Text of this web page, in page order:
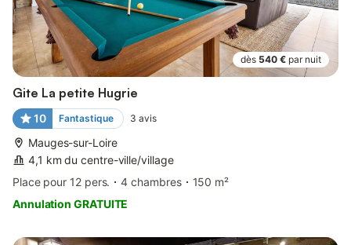
dès 540 € par nuit
Gite La petite Hugrie
10 Fantastique 3 avis
Mauges-sur-Loire
4,1 km du centre-ville/village
Place pour 12 pers.
4 chambres
150 m²
Annulation GRATUITE